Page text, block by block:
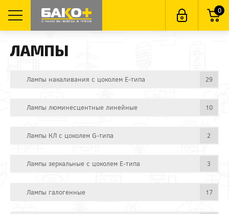
0
ЛАМПЫ
Лампы накаливания с цоколем E-типа 29
Лампы люминесцентные линейные 10
Лампы КЛ с цоколем G-типа 2
Лампы зеркальные с цоколем E-типа 3
Лампы галогенные 17